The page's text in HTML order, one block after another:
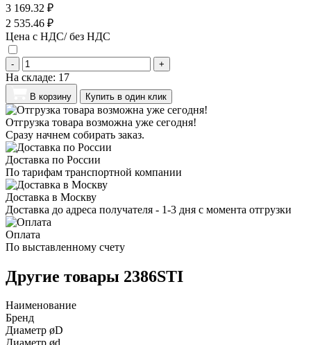
3 169.32 ₽
2 535.46 ₽
Цена с НДС/ без НДС
- +
На складе: 17
В корзину Купить в один клик
Отгрузка товара возможна уже сегодня!
Сразу начнем собирать заказ.
Доставка по России
По тарифам транспортной компании
Доставка в Москву
Доставка до адреса получателя - 1-3 дня с момента отгрузки
Оплата
По выставленному счету
Другие товары 2386STI
Наименование
Бренд
Диаметр øD